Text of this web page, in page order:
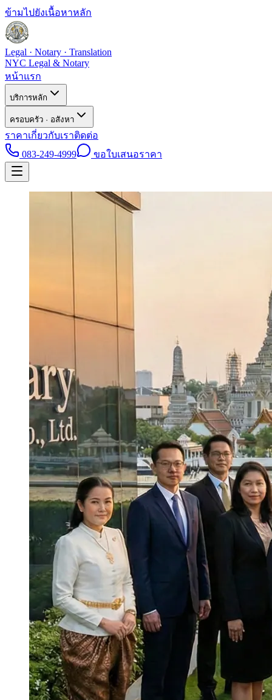
ข้ามไปยังเนื้อหาหลัก
Legal · Notary · Translation
NYC Legal & Notary
หน้าแรก
บริการหลัก
ครอบครัว · อสังหา
ราคาเกี่ยวกับเราติดต่อ
083-249-4999
ขอใบเสนอราคา